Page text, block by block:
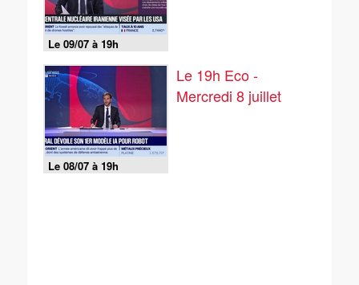
Le 09/07 à 19h
Le 08/07 à 19h
Le 19h Eco -
Mercredi 8 juillet